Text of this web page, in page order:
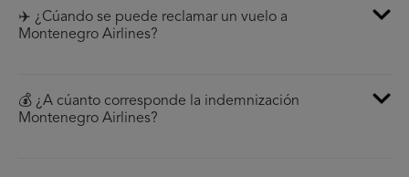
✈️ ¿Cúando se puede reclamar un vuelo a
Montenegro Airlines?
💰 ¿A cúanto corresponde la indemnización
Montenegro Airlines?